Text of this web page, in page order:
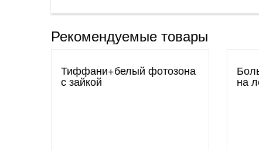
Рекомендуемые товары
Тиффани+белый фотозона
с зайкой на